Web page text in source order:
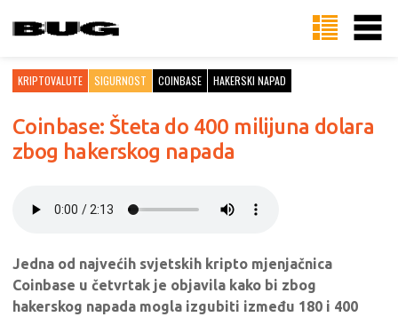
KRIPTOVALUTE SIGURNOST COINBASE HAKERSKI NAPAD
Coinbase: Šteta do 400 milijuna dolara
zbog hakerskog napada
Jedna od najvećih svjetskih kripto mjenjačnica
Coinbase u četvrtak je objavila kako bi zbog
hakerskog napada mogla izgubiti između 180 i 400